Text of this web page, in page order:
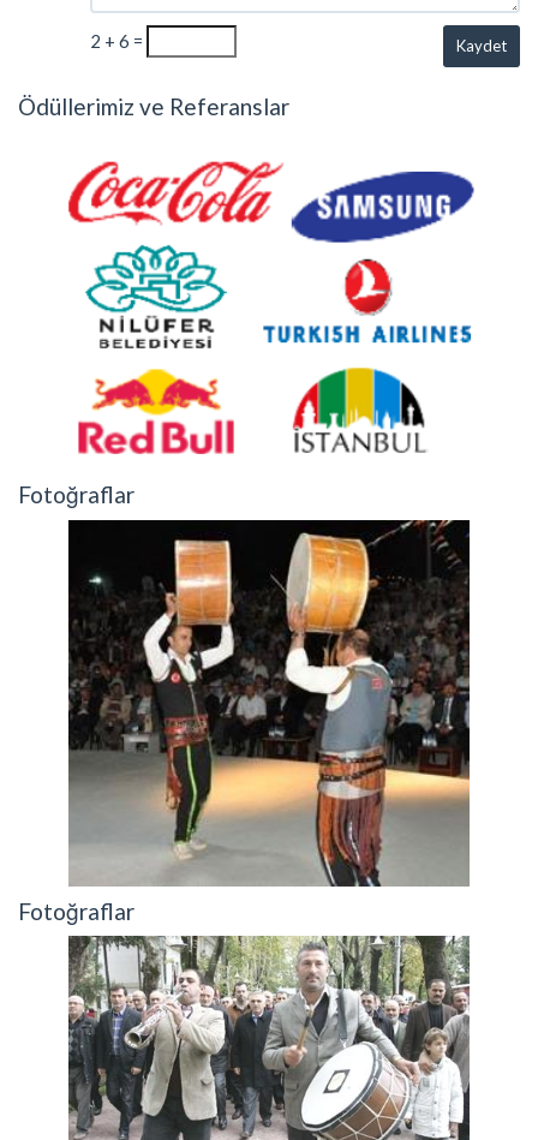
2 + 6 = Kaydet
Ödüllerimiz ve Referanslar
Fotoğraflar
Fotoğraflar